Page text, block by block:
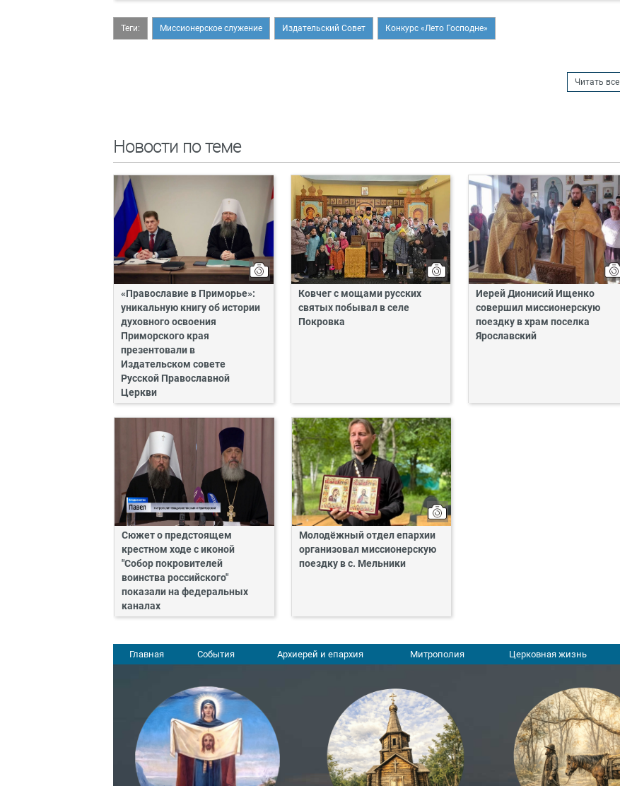
Теги: Миссионерское служение Издательский Совет Конкурс «Лето Господне»
Читать все
Новости по теме
«Православие в Приморье»:
уникальную книгу об истории
духовного освоения
Приморского края
презентовали в
Издательском совете
Русской Православной
Церкви
Ковчег с мощами русских
святых побывал в селе
Покровка
Иерей Дионисий Ищенко
совершил миссионерскую
поездку в храм поселка
Ярославский
Сюжет о предстоящем
крестном ходе с иконой
"Собор покровителей
воинства российского"
показали на федеральных
каналах
Молодёжный отдел епархии
организовал миссионерскую
поездку в с. Мельники
Главная События Архиерей и епархия Митрополия Церковная жизнь